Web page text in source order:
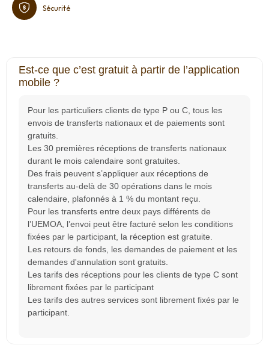
Sécurité
Est-ce que c’est gratuit à partir de l’application
mobile ?
Pour les particuliers clients de type P ou C, tous les
envois de transferts nationaux et de paiements sont
gratuits.
Les 30 premières réceptions de transferts nationaux
durant le mois calendaire sont gratuites.
Des frais peuvent s’appliquer aux réceptions de
transferts au-delà de 30 opérations dans le mois
calendaire, plafonnés à 1 % du montant reçu.
Pour les transferts entre deux pays différents de
l’UEMOA, l’envoi peut être facturé selon les conditions
fixées par le participant, la réception est gratuite.
Les retours de fonds, les demandes de paiement et les
demandes d'annulation sont gratuits.
Les tarifs des réceptions pour les clients de type C sont
librement fixées par le participant
Les tarifs des autres services sont librement fixés par le
participant.